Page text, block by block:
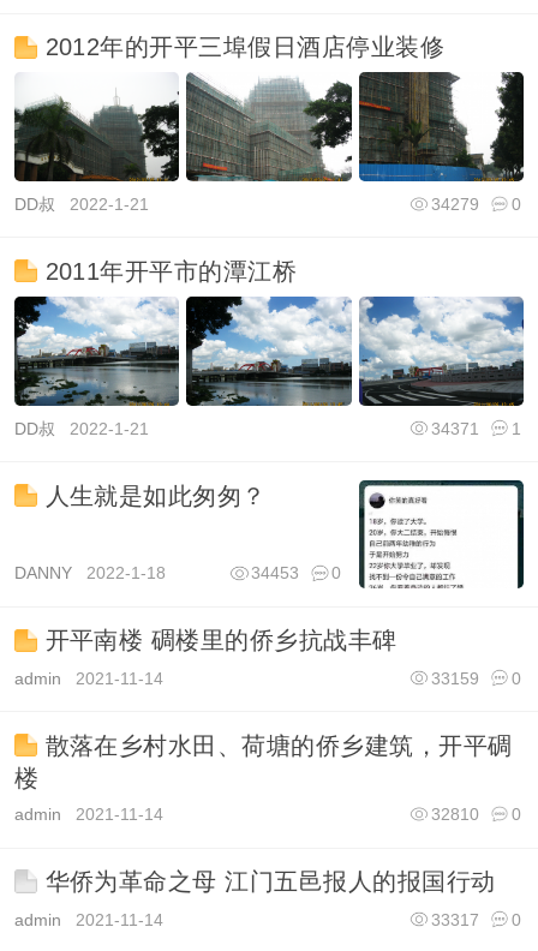
2012年的开平三埠假日酒店停业装修
DD叔 2022-1-21 0
34279
2011年开平市的潭江桥
DD叔 2022-1-21 1
34371
人生就是如此匆匆？
DANNY2022-1-18 0
34453
开平南楼 碉楼里的侨乡抗战丰碑
admin 2021-11-14 0
33159
散落在乡村水田、荷塘的侨乡建筑，开平碉
楼
admin 2021-11-14 0
32810
华侨为革命之母 江门五邑报人的报国行动
admin 2021-11-14 0
33317